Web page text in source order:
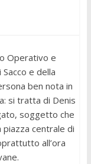
Operativo e
e della
ben nota in
si tratta di Denis
soggetto che
piazza centrale di
all’ora